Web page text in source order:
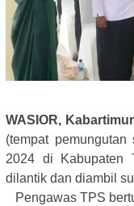
WASIOR,
(tempat
2024 di Kabupaten
dilantik dan diambil
Pengawas TPS